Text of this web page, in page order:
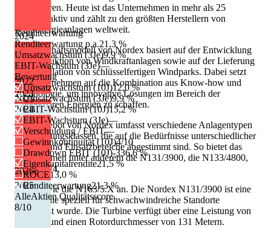
2024
2025
2026e
2022
2023
2024
2025
Renditeerwartung
Renditeerwartung p.a.21,3 %
Umsatzwachstum (3Je)9,9 %
EBIT-Wachstum (3Je)—
Bewertung
Umsatzwachstum (10J)12,0 %
Umsatzwachstum (3Je)9,9 %
EBIT-Wachstum (10J)15,2 %
EBIT-Wachstum (3Je)—
Verschuldung / EBIT—
Gewinnkontinuität (10J)4/10
Drawdown EBIT (10J)-336,6 %
Eigenkapitalrendite21,5 %
ROCE13,0 %
Renditeerwartung21,3 %
AlleAktien Qualitätsscore
8/10
expandieren. Heute ist das Unternehmen in mehr als 25
Ländern aktiv und zählt zu den größten Herstellern von
Windenergieanlagen weltweit.
Das Geschäftsmodell von Nordex basiert auf der Entwicklung
und Produktion von Windkraftanlagen sowie auf der Lieferung
und Installation von schlüsselfertigen Windparks. Dabei setzt
das Unternehmen auf die Kombination aus Know-how und
Technologie, um innovative Lösungen im Bereich der
erneuerbaren Energien zu schaffen.
Das Angebot von Nordex umfasst verschiedene Anlagentypen
und Leistungsklassen, die auf die Bedürfnisse unterschiedlicher
Kunden und Einsatzbereiche abgestimmt sind. So bietet das
Unternehmen unter anderem die N131/3900, die N133/4800,
die N149/4.
0-4.5 sowie die N163/5.X an. Die Nordex N131/3900 ist eine
Anlage, die speziell für schwachwindreiche Standorte
entwickelt wurde. Die Turbine verfügt über eine Leistung von
3,9 MW und einen Rotordurchmesser von 131 Metern.